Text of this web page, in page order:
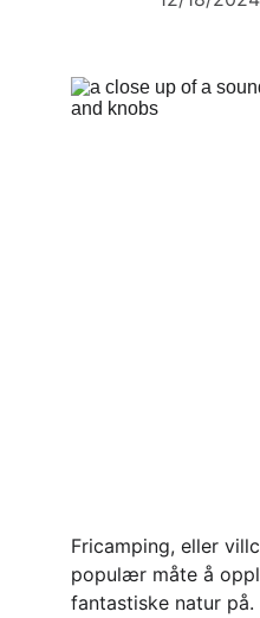
Fricamping, eller
populær måte å
fantastiske natur